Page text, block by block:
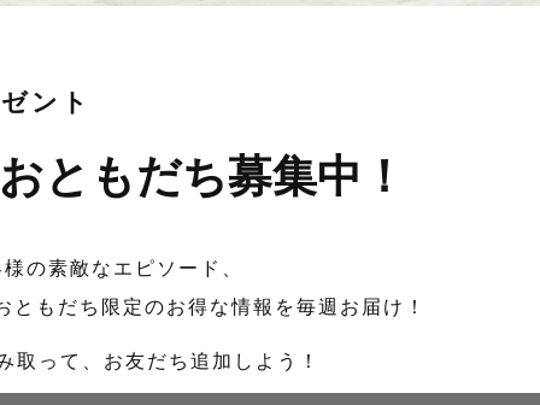
ント
おともだち募集中！
の素敵なエピソード、
ともだち限定のお得な情報を毎週お届け！
取って、お友だち追加しよう！